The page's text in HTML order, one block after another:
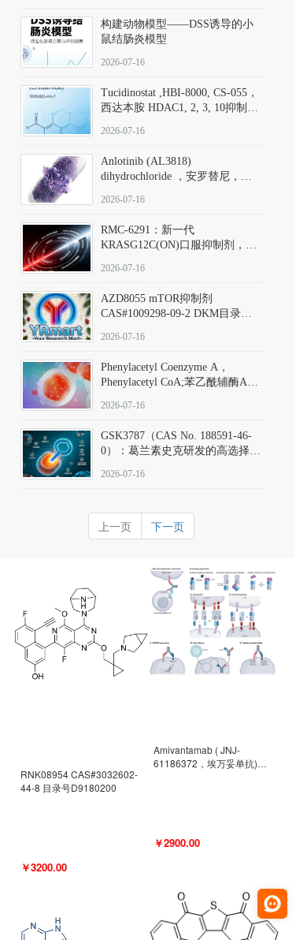
构建动物模型——DSS诱导的小
鼠结肠炎模型
2026-07-16
Tucidinostat ,HBI-8000, CS-055，
西达本胺 HDAC1, 2, 3, 10抑制剂
D808567) - DKM活性分子
2026-07-16
Anlotinib (AL3818)
dihydrochloride ，安罗替尼，
Hydrochloride实验方法步骤SOP
2026-07-16
RMC-6291：新一代
KRASG12C(ON)口服抑制剂，
(Elironrasib)CAS#2641998-63-0
2026-07-16
AZD8055 mTOR抑制剂
CAS#1009298-09-2 DKM目录号
激酶抑制剂的深度剖析
2026-07-16
Phenylacetyl Coenzyme A，
Phenylacetyl CoA;苯乙酰辅酶A
2026-07-16
GSK3787（CAS No. 188591-46-
0）：葛兰素史克研发的高选择
抗剂，被广泛视为研究PPARδ核
靶点药理机制的金标准化学探
针。
2026-07-16
上一页 下一页
RNK08954 CAS#3032602-
44-8 目录号D9180200
￥3200.00
Amivantamab ( JNJ-
61186372，埃万妥单抗)
￥2900.00